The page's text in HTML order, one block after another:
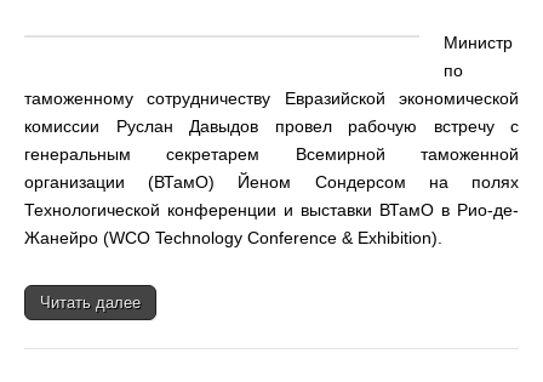
Министр
по
таможенному сотрудничеству Евразийской экономической
комиссии Руслан Давыдов провел рабочую встречу с
генеральным секретарем Всемирной таможенной
организации (ВТамО) Йеном Сондерсом на полях
Технологической конференции и выставки ВТамО в Рио-де-
Жанейро (WCO Technology Conference & Exhibition).
Читать далее